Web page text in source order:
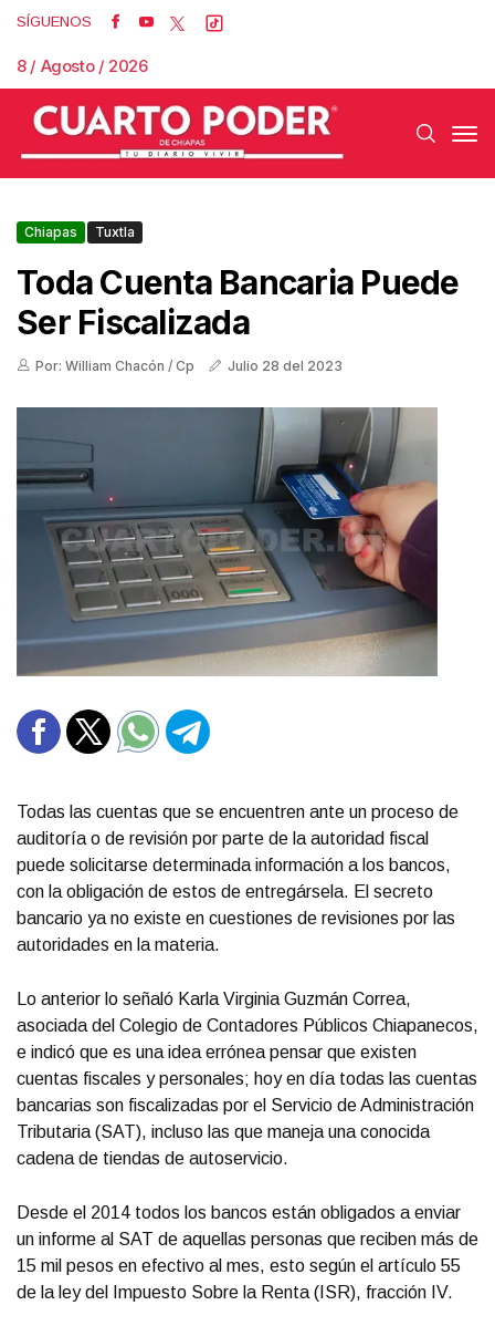
SÍGUENOS
8 / Agosto / 2026
Chiapas Tuxtla
Toda Cuenta Bancaria Puede
Ser Fiscalizada
Por: William Chacón / Cp Julio 28 del 2023
Todas las cuentas que se encuentren ante un proceso de
auditoría o de revisión por parte de la autoridad fiscal
puede solicitarse determinada información a los bancos,
con la obligación de estos de entregársela. El secreto
bancario ya no existe en cuestiones de revisiones por las
autoridades en la materia.
Lo anterior lo señaló Karla Virginia Guzmán Correa,
asociada del Colegio de Contadores Públicos Chiapanecos,
e indicó que es una idea errónea pensar que existen
cuentas fiscales y personales; hoy en día todas las cuentas
bancarias son fiscalizadas por el Servicio de Administración
Tributaria (SAT), incluso las que maneja una conocida
cadena de tiendas de autoservicio.
Desde el 2014 todos los bancos están obligados a enviar
un informe al SAT de aquellas personas que reciben más de
15 mil pesos en efectivo al mes, esto según el artículo 55
de la ley del Impuesto Sobre la Renta (ISR), fracción IV.